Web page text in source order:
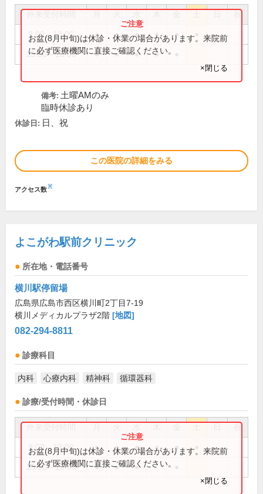
祝
9:00～13:00 ● ● ● ● ●
15:00～18:00 ● ● ● ●
お盆(8月中旬)は休診・休業の場合があります。来院前
に必ず医療機関に直接ご確認ください。
×閉じる
備考: 土曜AMのみ
臨時休診あり
休診日: 日、祝
この医院の詳細をみる
アクセス数※
よこがわ駅前クリニック
所在地・電話番号
横川駅停留場
広島県広島市西区横川町2丁目7-19
横川メディカルプラザ2階 [地図]
082-294-8811
診療科目
内科 心療内科 精神科 循環器科
診療/受付時間・休診日
祝
9:00～13:00 ● ● ● ● ●
15:00～19:00 ● ● ●
お盆(8月中旬)は休診・休業の場合があります。来院前
に必ず医療機関に直接ご確認ください。
×閉じる